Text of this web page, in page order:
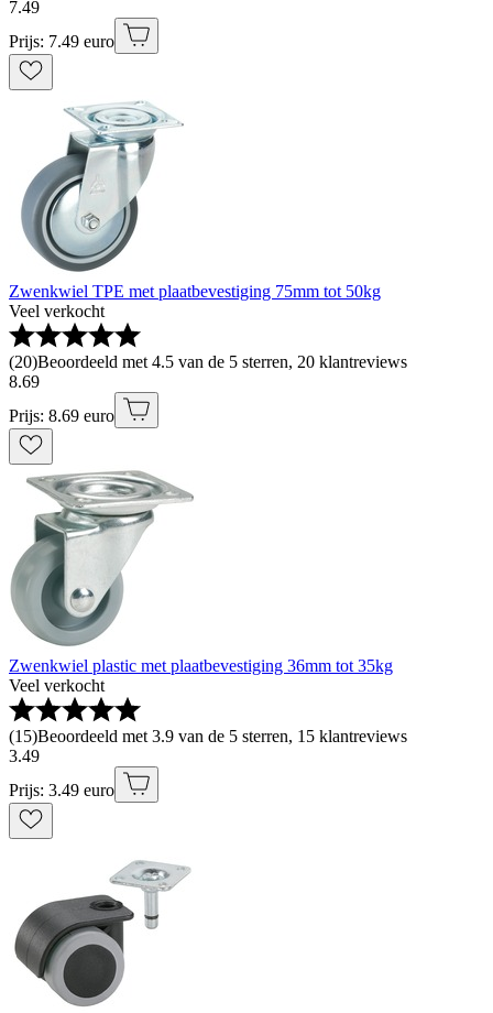
7.49
Prijs: 7.49 euro
Zwenkwiel TPE met plaatbevestiging 75mm tot 50kg
Veel verkocht
(20)Beoordeeld met 4.5 van de 5 sterren, 20 klantreviews
8.69
Prijs: 8.69 euro
Zwenkwiel plastic met plaatbevestiging 36mm tot 35kg
Veel verkocht
(15)Beoordeeld met 3.9 van de 5 sterren, 15 klantreviews
3.49
Prijs: 3.49 euro